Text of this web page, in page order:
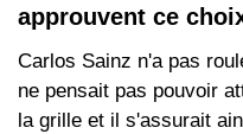
approuvent ce
Carlos Sainz n'a pas
ne pensait pas pouvoir
la grille et il s'assurait